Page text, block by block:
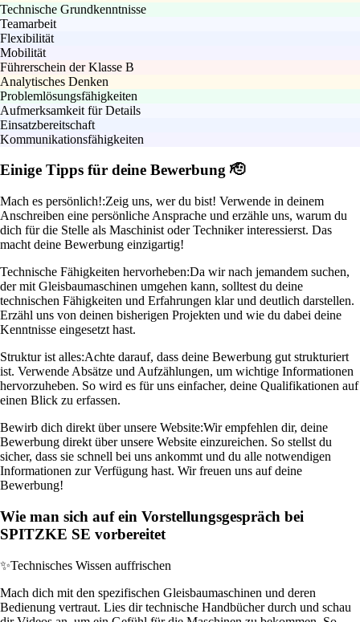
Technische Grundkenntnisse
Teamarbeit
Flexibilität
Mobilität
Führerschein der Klasse B
Analytisches Denken
Problemlösungsfähigkeiten
Aufmerksamkeit für Details
Einsatzbereitschaft
Kommunikationsfähigkeiten
Einige Tipps für deine Bewerbung 🫡
Mach es persönlich!:Zeig uns, wer du bist! Verwende in deinem
Anschreiben eine persönliche Ansprache und erzähle uns, warum du
dich für die Stelle als Maschinist oder Techniker interessierst. Das
macht deine Bewerbung einzigartig!
Technische Fähigkeiten hervorheben:Da wir nach jemandem suchen,
der mit Gleisbaumaschinen umgehen kann, solltest du deine
technischen Fähigkeiten und Erfahrungen klar und deutlich darstellen.
Erzähl uns von deinen bisherigen Projekten und wie du dabei deine
Kenntnisse eingesetzt hast.
Struktur ist alles:Achte darauf, dass deine Bewerbung gut strukturiert
ist. Verwende Absätze und Aufzählungen, um wichtige Informationen
hervorzuheben. So wird es für uns einfacher, deine Qualifikationen auf
einen Blick zu erfassen.
Bewirb dich direkt über unsere Website:Wir empfehlen dir, deine
Bewerbung direkt über unsere Website einzureichen. So stellst du
sicher, dass sie schnell bei uns ankommt und du alle notwendigen
Informationen zur Verfügung hast. Wir freuen uns auf deine
Bewerbung!
Wie man sich auf ein Vorstellungsgespräch bei
SPITZKE SE vorbereitet
✨Technisches Wissen auffrischen
Mach dich mit den spezifischen Gleisbaumaschinen und deren
Bedienung vertraut. Lies dir technische Handbücher durch und schau